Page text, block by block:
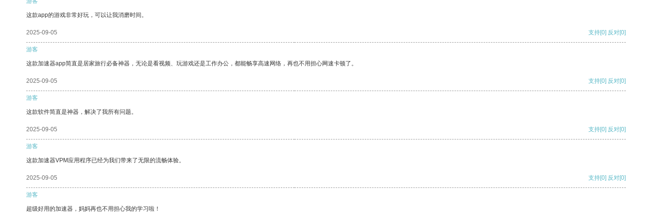
这款app的游戏非常好玩，可以让我消磨时间。
2025-09-05 支持[0] 反对[0]
游客
这款加速器app简直是居家旅行必备神器，无论是看视频、玩游戏还是工作办公，都能畅享高速网络，再也不用担心网速卡顿了。
2025-09-05 支持[0] 反对[0]
游客
这款软件简直是神器，解决了我所有问题。
2025-09-05 支持[0] 反对[0]
游客
这款加速器VPM应用程序已经为我们带来了无限的流畅体验。
2025-09-05 支持[0] 反对[0]
游客
超级好用的加速器，妈妈再也不用担心我的学习啦！